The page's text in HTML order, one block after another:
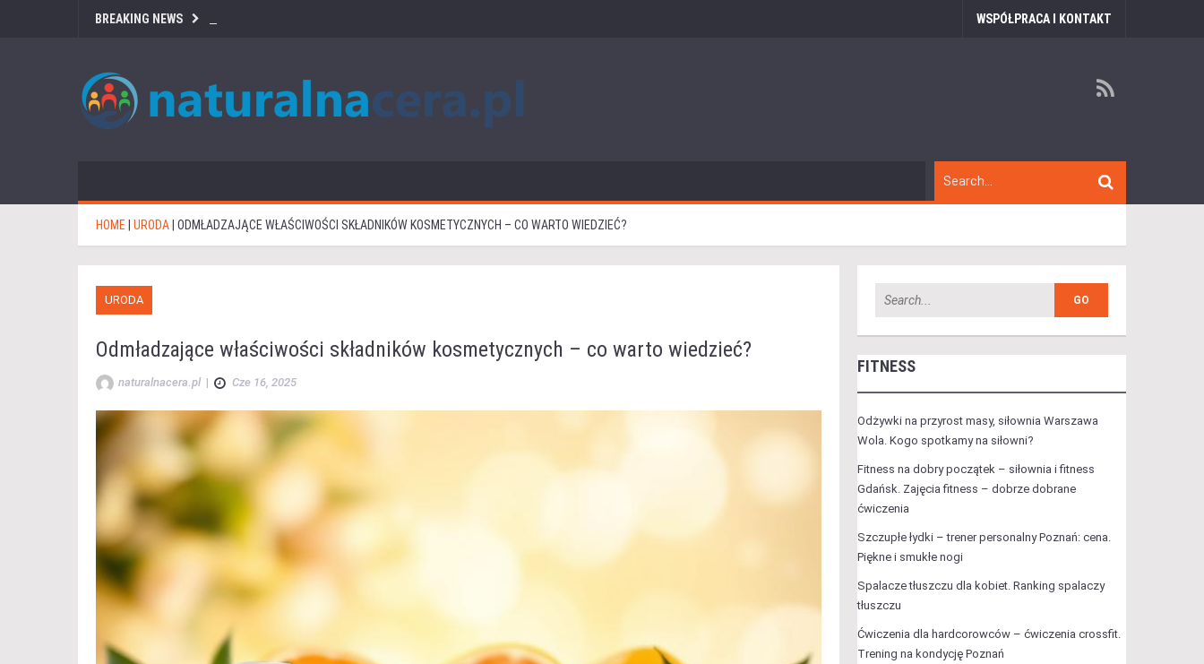
BREAKING NEWS WSPÓŁPRACA I KONTAKT
HOME URODA ODMŁADZAJĄCE WŁAŚCIWOŚCI SKŁADNIKÓW KOSMETYCZNYCH – CO WARTO WIEDZIEĆ?
URODA
Odmładzające właściwości składników kosmetycznych – co warto wiedzieć?
naturalnacera.pl | Cze 16, 2025
FITNESS
Odżywki na przyrost masy, siłownia Warszawa
Wola. Kogo spotkamy na siłowni?
Fitness na dobry początek – siłownia i fitness
Gdańsk. Zajęcia fitness – dobrze dobrane
ćwiczenia
Szczupłe łydki – trener personalny Poznań: cena.
Piękne i smukłe nogi
Spalacze tłuszczu dla kobiet. Ranking spalaczy
tłuszczu
Ćwiczenia dla hardcorowców – ćwiczenia crossfit.
Trening na kondycję Poznań